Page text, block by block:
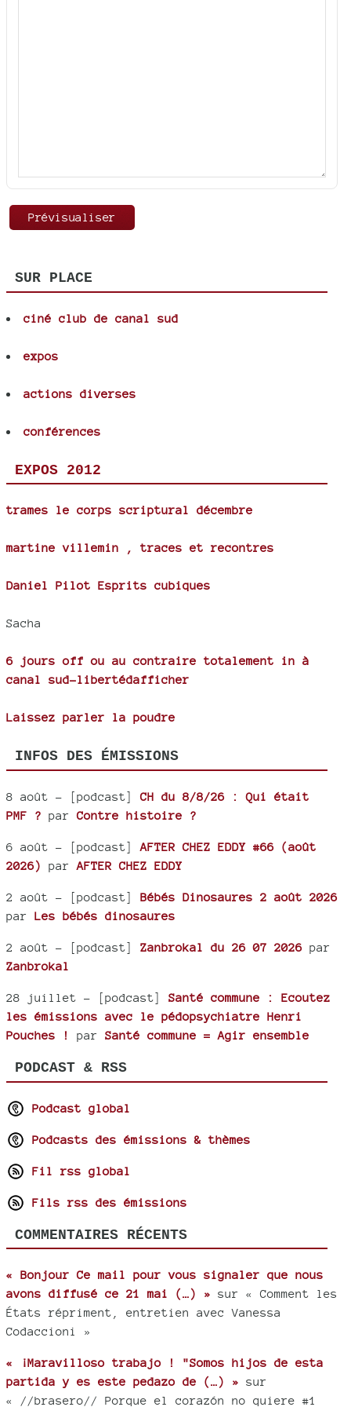
SUR PLACE
ciné club de canal sud
expos
actions diverses
conférences
EXPOS 2012
trames le corps scriptural décembre
martine villemin , traces et recontres
Daniel Pilot Esprits cubiques
Sacha
6 jours off ou au contraire totalement in à
canal sud-libertédafficher
Laissez parler la poudre
INFOS DES ÉMISSIONS
8 août - [podcast]CH du 8/8/26 : Qui était
PMF ? parContre histoire ?
6 août - [podcast] AFTER CHEZ EDDY #66 (août
2026)
par AFTER CHEZ EDDY
2 août - [podcast] Bébés Dinosaures 2 août 2026
par Les bébés dinosaures
2 août - [podcast] Zanbrokal du 26 07 2026 par
Zanbrokal
28 juillet - [podcast] Santé commune : Ecoutez
les émissions avec le pédopsychiatre Henri
Pouches !
par Santé commune = Agir ensemble
PODCAST & RSS
Podcast global
Podcasts des émissions & thèmes
Fil rss global
Fils rss des émissions
COMMENTAIRES RÉCENTS
« Bonjour Ce mail pour vous signaler que nous
avons diffusé ce 21 mai (…) » sur « Comment les
États répriment, entretien avec Vanessa
Codaccioni »
« ¡Maravilloso trabajo ! "Somos hijos de esta
partida y es este pedazo de (…) » sur
« //brasero// Porque el corazón no quiere #1